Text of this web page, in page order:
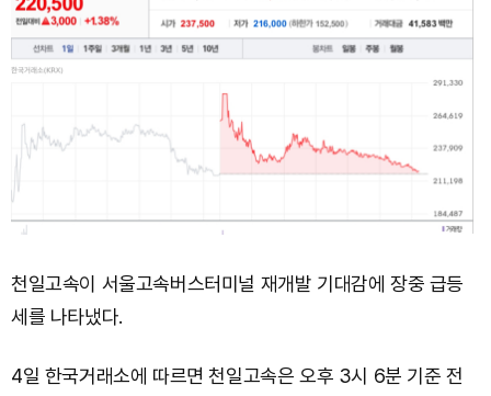
천일고속이 서울고속버스터미널 재개발 기대감에 장중 급등
세를 나타냈다.
4일 한국거래소에 따르면 천일고속은 오후 3시 6분 기준 전